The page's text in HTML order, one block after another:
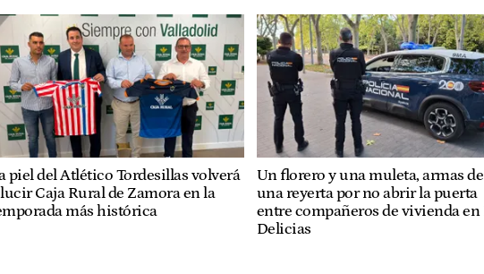
piel del Atlético Tordesillas volverá
Caja Rural de Zamora en la
más histórica
Un florero y una muleta, armas de
una reyerta por no abrir la puerta
entre compañeros de vivienda en
Delicias